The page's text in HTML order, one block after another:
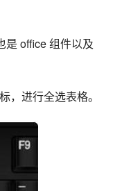
是 office 组件以及
，进行全选表格。